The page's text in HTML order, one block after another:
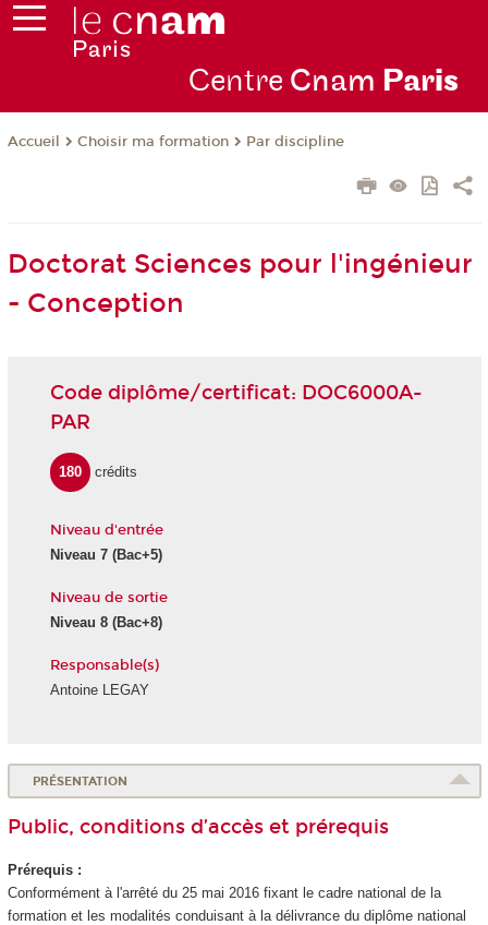
Centre Cnam Paris
Accueil Choisir ma formation Par discipline
Doctorat Sciences pour l'ingénieur
- Conception
Code diplôme/certificat: DOC6000A-
PAR
180 crédits
Niveau d'entrée
Niveau 7(Bac+5)
Niveau de sortie
Niveau 8(Bac+8)
Responsable(s)
Antoine LEGAY
PRÉSENTATION
Public, conditions d’accès et prérequis
Prérequis :
Conformément à l'arrêté du 25 mai 2016 fixant le cadre national de la
formation et les modalités conduisant à la délivrance du diplôme national